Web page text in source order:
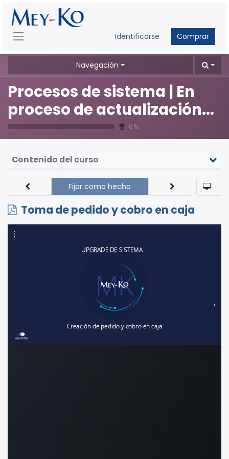
Identificarse Comprar
Navegación
Procesos de sistema | En
proceso de actualización...
0 %
Contenido del curso
Toma de pedido y cobro en caja
Fijar como hecho